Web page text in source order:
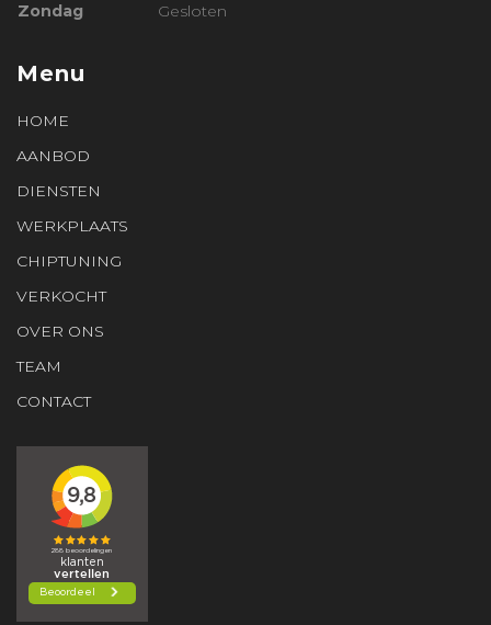
Zondag
Gesloten
Menu
HOME
AANBOD
DIENSTEN
WERKPLAATS
CHIPTUNING
VERKOCHT
OVER ONS
TEAM
CONTACT